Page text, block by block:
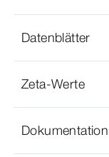
Datenblätter
Zeta-Werte
Dokumentation